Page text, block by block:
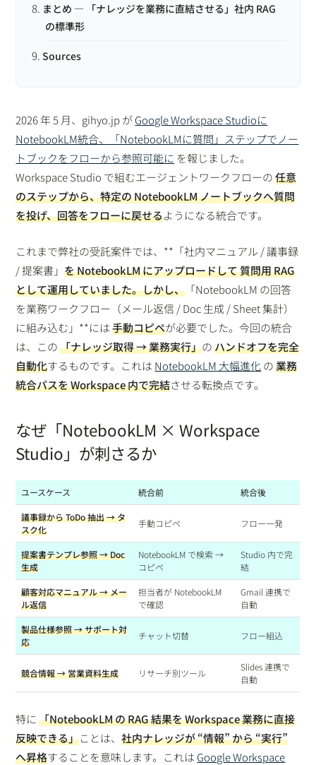
まとめ — 「ナレッジを業務に直結させる」社内 RAG
の標準形
Sources
2026 年 5 月、gihyo.jp がGoogle Workspace Studioに
NotebookLM統合、「NotebookLMに質問」ステップでノー
トブックをフローから参照可能に を報じました。
Workspace Studio で組むエージェントワークフローの任意
のステップから、特定の NotebookLM ノートブックへ質問
を投げ、回答をフローに戻せるようになる統合です。
これまで弊社の受託案件では、**「社内マニュアル / 議事録
/ 提案書」をNotebookLM にアップロードして質問用 RAG
として運用していました。しかし、 「NotebookLM の回答
を業務ワークフロー（メール返信 / Doc 生成 / Sheet 集計）
に組み込む」**には手動コピペが必要でした。今回の統合
は、この「ナレッジ取得 → 業務実行」のハンドオフを完全
自動化するものです。これは NotebookLM 大幅進化の業務
統合パスを Workspace 内で完結させる転換点です。
なぜ「NotebookLM × Workspace
Studio」が刺さるか
ユースケース 統合前 統合後
議事録から ToDo 抽出 → タ
スク化
手動コピペ フロー一発
提案書テンプレ参照 → Doc
生成
NotebookLM で検索 →
コピペ
Studio 内で完
結
顧客対応マニュアル → メー
ル返信
担当者が NotebookLM
で確認
Gmail 連携で
自動
製品仕様参照 → サポート対
応
チャット切替 フロー組込
競合情報 → 営業資料生成 リサーチ別ツール
Slides 連携で
自動
特に「NotebookLM の RAG 結果を Workspace 業務に直接
反映できる」ことは、社内ナレッジが “情報” から “実行”
へ昇格することを意味します。これは Google Workspace